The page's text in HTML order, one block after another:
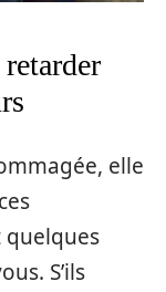
elle
quelques
S’ils